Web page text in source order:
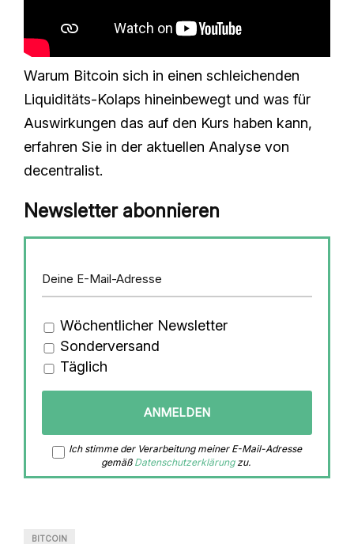
Warum Bitcoin sich in einen schleichenden
Liquiditäts-Kolaps hineinbewegt und was für
Auswirkungen das auf den Kurs haben kann,
erfahren Sie in der aktuellen Analyse von
decentralist.
Newsletter abonnieren
Wöchentlicher Newsletter
Sonderversand
Täglich
Ich stimme der Verarbeitung meiner E-Mail-Adresse
gemäß Datenschutzerklärungzu.
BITCOIN